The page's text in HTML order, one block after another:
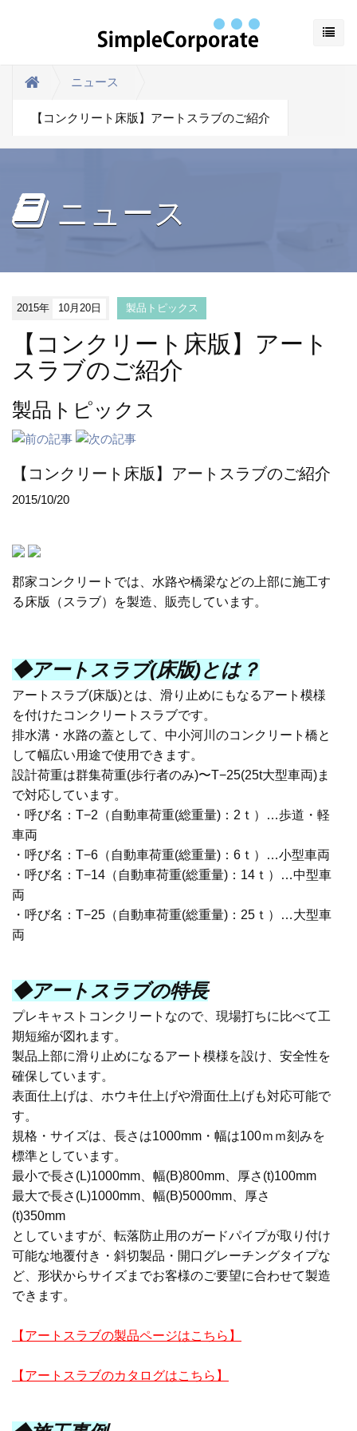
ニュース
【コンクリート床版】アートスラブのご紹介
ニュース
2015年 10月20日 製品トピックス
【コンクリート床版】アート
スラブのご紹介
製品トピックス
【コンクリート床版】アートスラブのご紹介
2015/10/20
郡家コンクリートでは、水路や橋梁などの上部に施工す
る床版（スラブ）を製造、販売しています。
◆アートスラブ(床版)とは？
アートスラブ(床版)とは、滑り止めにもなるアート模様
を付けたコンクリートスラブです。
排水溝・水路の蓋として、中小河川のコンクリート橋と
して幅広い用途で使用できます。
設計荷重は群集荷重(歩行者のみ)〜T−25(25t大型車両)ま
で対応しています。
・呼び名： T−2 （自動車荷重(総重量) ： 2 ｔ）…歩道・軽
車両
・呼び名： T−6 （自動車荷重(総重量) ： 6 ｔ）…小型車両
・呼び名： T−14 （自動車荷重(総重量) ： 14 ｔ）…中型車
両
・呼び名： T−25 （自動車荷重(総重量) ： 25 ｔ）…大型車
両
◆アートスラブの特長
プレキャストコンクリートなので、現場打ちに比べて工
期短縮が図れます。
製品上部に滑り止めになるアート模様を設け、安全性を
確保しています。
表面仕上げは、ホウキ仕上げや滑面仕上げも対応可能で
す。
規格・サイズは、長さは1000mm ・幅は100ｍｍ刻みを
標準としています。
最小で長さ (L)1000mm 、幅(B)800mm 、厚さ (t)100mm
最大で長さ (L)1000mm 、幅(B)5000mm 、厚さ
(t)350mm
としていますが、転落防止用のガードパイプが取り付け
可能な地覆付き・斜切製品・開口グレーチングタイプな
ど、形状からサイズまでお客様のご要望に合わせて製造
できます。
【アートスラブの製品ページはこちら】
【アートスラブのカタログはこちら】